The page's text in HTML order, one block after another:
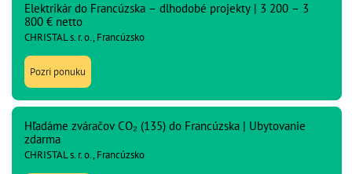
Elektrikár do Francúzska – dlhodobé projekty | 3 200 – 3
800 € netto
CHRISTAL s. r. o., Francúzsko
Pozri ponuku
Hľadáme zváračov CO₂ (135) do Francúzska | Ubytovanie
zdarma
CHRISTAL s. r. o., Francúzsko